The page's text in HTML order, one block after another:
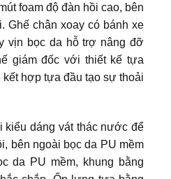
foam độ đàn hồi cao, bên
Ghế chân xoay có bánh xe
vịn bọc da hỗ trợ nâng đỡ
giám đốc với thiết kế tựa
kết hợp tựa đầu tạo sự thoải
kiểu dáng vát thác nước để
bên ngoài bọc da PU mềm
da PU mềm, khung bằng